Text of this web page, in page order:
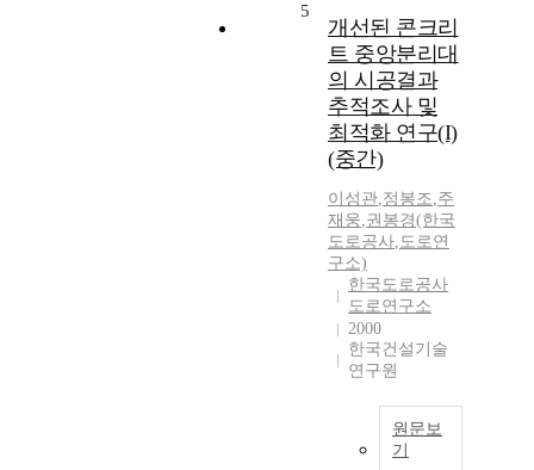
5
개선된 콘크리
트 중앙분리대
의 시공결과
추적조사 및
최적화 연구(I)
(중간)
이성관,정봉조,주
재웅,권봉경(한국
도로공사,도로연
구소)
한국도로공사
도로연구소
2000
한국건설기술
연구원
원문보
기